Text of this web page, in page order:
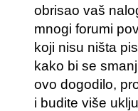
obrisao vaš
mnogi forumi
koji nisu ništa
kako bi se
ovo dogodilo,
i budite više